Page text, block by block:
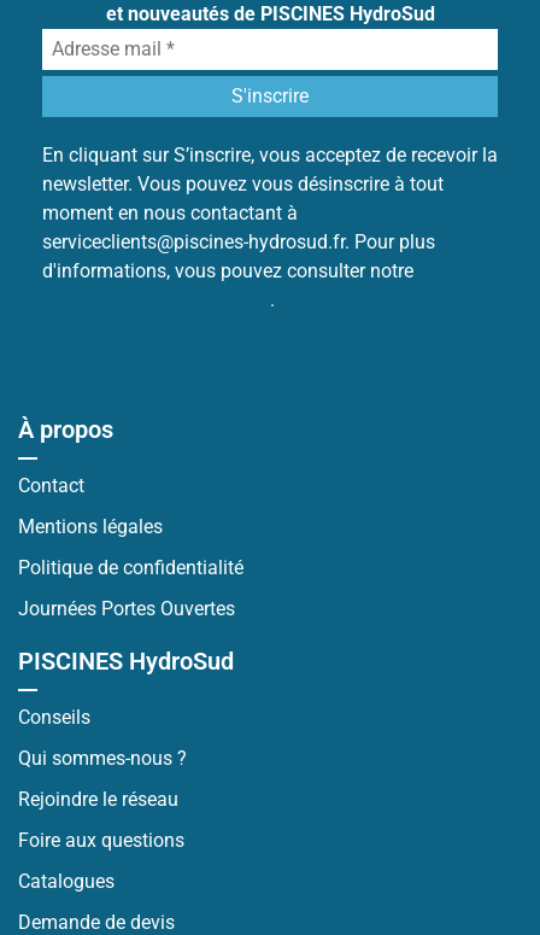
et nouveautés de PISCINES HydroSud
En cliquant sur S’inscrire, vous acceptez de recevoir la
newsletter. Vous pouvez vous désinscrire à tout
moment en nous contactant à
serviceclients@piscines-hydrosud.fr. Pour plus
d'informations, vous pouvez consulter notre
.
À propos
Contact
Mentions légales
Politique de confidentialité
Journées Portes Ouvertes
PISCINES HydroSud
Conseils
Qui sommes-nous ?
Rejoindre le réseau
Foire aux questions
Catalogues
Demande de devis